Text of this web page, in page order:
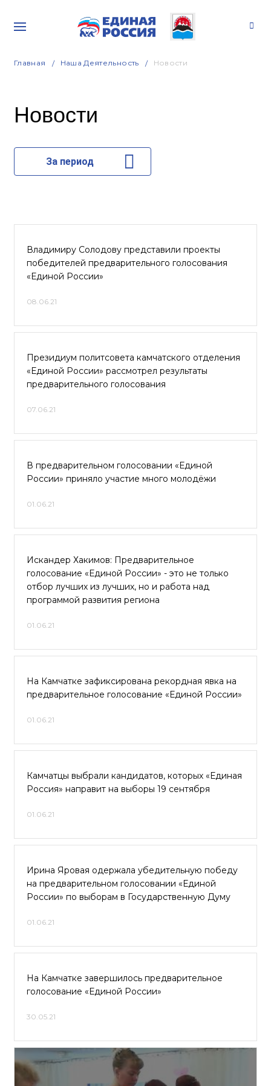
Главная Наша Деятельность Новости
Новости
За период
Владимиру Солодову представили проекты
победителей предварительного голосования
«Единой России»
08.06.21
Президиум политсовета камчатского отделения
«Единой России» рассмотрел результаты
предварительного голосования
07.06.21
В предварительном голосовании «Единой
России» приняло участие много молодёжи
01.06.21
Искандер Хакимов: Предварительное
голосование «Единой России» - это не только
отбор лучших из лучших, но и работа над
программой развития региона
01.06.21
На Камчатке зафиксирована рекордная явка на
предварительное голосование «Единой России»
01.06.21
Камчатцы выбрали кандидатов, которых «Единая
Россия» направит на выборы 19 сентября
01.06.21
Ирина Яровая одержала убедительную победу
на предварительном голосовании «Единой
России» по выборам в Государственную Думу
01.06.21
На Камчатке завершилось предварительное
голосование «Единой России»
30.05.21